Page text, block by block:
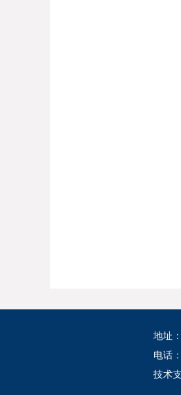
地址
电话
技术